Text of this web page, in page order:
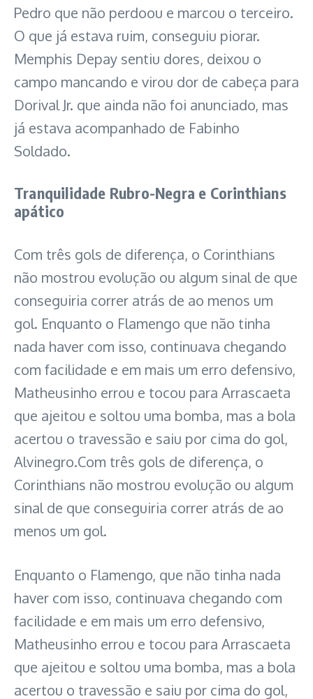
Pedro que não perdoou e marcou o terceiro.
O que já estava ruim, conseguiu piorar.
Memphis Depay sentiu dores, deixou o
campo mancando e virou dor de cabeça para
Dorival Jr. que ainda não foi anunciado, mas
já estava acompanhado de Fabinho
Soldado.
Tranquilidade Rubro-Negra e Corinthians
apático
Com três gols de diferença, o Corinthians
não mostrou evolução ou algum sinal de que
conseguiria correr atrás de ao menos um
gol. Enquanto o Flamengo que não tinha
nada haver com isso, continuava chegando
com facilidade e em mais um erro defensivo,
Matheusinho errou e tocou para Arrascaeta
que ajeitou e soltou uma bomba, mas a bola
acertou o travessão e saiu por cima do gol,
Alvinegro.Com três gols de diferença, o
Corinthians não mostrou evolução ou algum
sinal de que conseguiria correr atrás de ao
menos um gol.
Enquanto o Flamengo, que não tinha nada
haver com isso, continuava chegando com
facilidade e em mais um erro defensivo,
Matheusinho errou e tocou para Arrascaeta
que ajeitou e soltou uma bomba, mas a bola
acertou o travessão e saiu por cima do gol,